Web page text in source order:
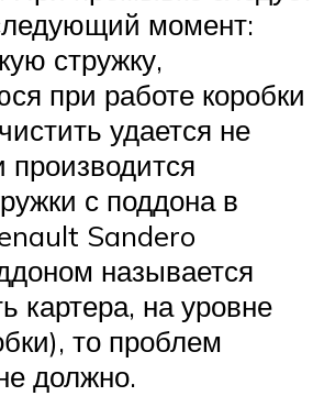
момент:
стружку,
при работе коробки
удается не
производится
с поддона в
Sandero
называется
картера, на уровне
то проблем
должно.